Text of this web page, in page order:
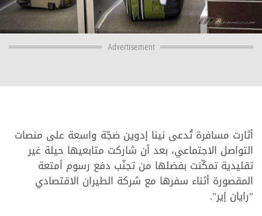
Advertisement
أثارت مسافرة تُدعى نينا إدوين ضجّة واسعة على منصات
التواصل الاجتماعي، بعد أن شاركت متابعيها حيلة غير
تقليدية تمكّنت بفضلها من تجنّب دفع رسوم أمتعة
المقصورة أثناء سفرها مع شركة الطيران الاقتصادي
"رايان إير".